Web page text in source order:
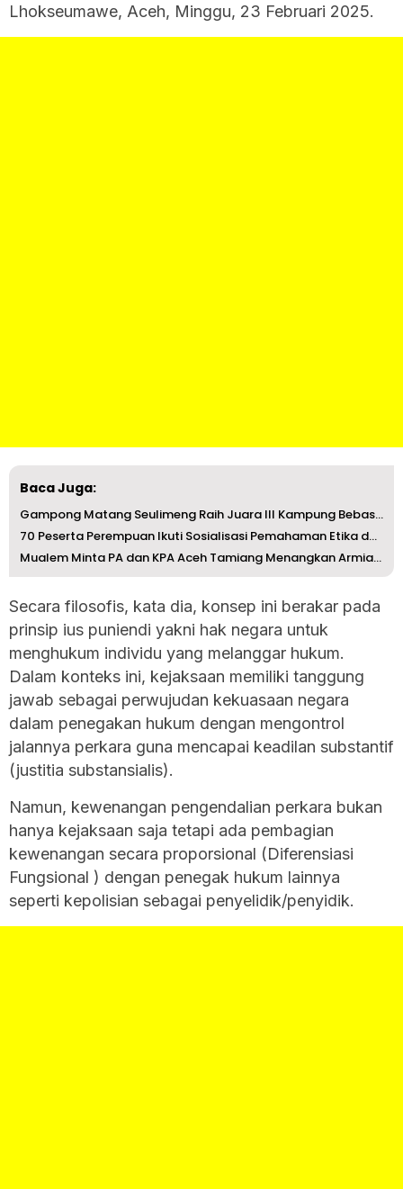
Lhokseumawe, Aceh, Minggu, 23 Februari 2025.
Baca Juga:
Gampong Matang Seulimeng Raih Juara III Kampung Bebas Dar...
70 Peserta Perempuan Ikuti Sosialisasi Pemahaman Etika da...
Mualem Minta PA dan KPA Aceh Tamiang Menangkan Armia Pahm...
Secara filosofis, kata dia, konsep ini berakar pada
prinsip ius puniendi yakni hak negara untuk
menghukum individu yang melanggar hukum.
Dalam konteks ini, kejaksaan memiliki tanggung
jawab sebagai perwujudan kekuasaan negara
dalam penegakan hukum dengan mengontrol
jalannya perkara guna mencapai keadilan substantif
(justitia substansialis).
Namun, kewenangan pengendalian perkara bukan
hanya kejaksaan saja tetapi ada pembagian
kewenangan secara proporsional (Diferensiasi
Fungsional ) dengan penegak hukum lainnya
seperti kepolisian sebagai penyelidik/penyidik.